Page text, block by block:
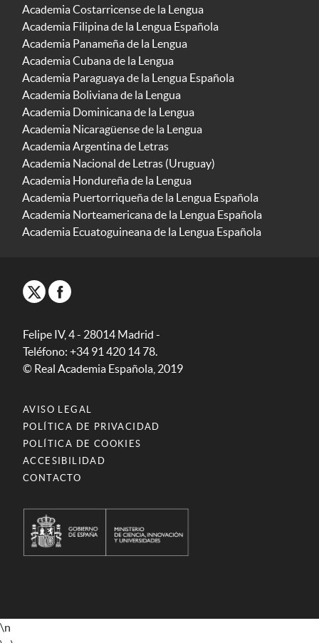
Academia Costarricense de la Lengua
Academia Filipina de la Lengua Española
Academia Panameña de la Lengua
Academia Cubana de la Lengua
Academia Paraguaya de la Lengua Española
Academia Boliviana de la Lengua
Academia Dominicana de la Lengua
Academia Nicaragüense de la Lengua
Academia Argentina de Letras
Academia Nacional de Letras (Uruguay)
Academia Hondureña de la Lengua
Academia Puertorriqueña de la Lengua Española
Academia Norteamericana de la Lengua Española
Academia Ecuatoguineana de la Lengua Española
Felipe IV, 4 - 28014 Madrid -
Teléfono: +34 91 420 14 78.
© Real Academia Española, 2019
AVISO LEGAL
POLÍTICA DE PRIVACIDAD
POLÍTICA DE COOKIES
ACCESIBILIDAD
CONTACTO
\n